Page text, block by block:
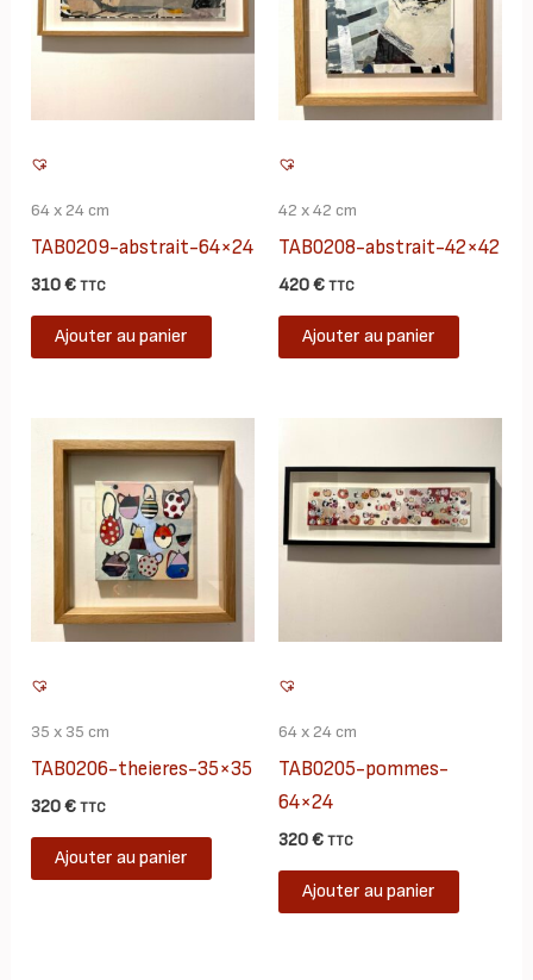
64 x 24 cm
TAB0209-abstrait-64×24
310€ TTC
Ajouter au panier
42 x 42 cm
TAB0208-abstrait-42×42
420€ TTC
Ajouter au panier
35 x 35 cm
TAB0206-theieres-35×35
320€ TTC
Ajouter au panier
64 x 24 cm
TAB0205-pommes-
64×24
320€ TTC
Ajouter au panier